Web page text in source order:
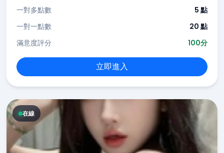
一對多點數
5 點
一對一點數
20 點
滿意度評分
100分
立即進入
在線